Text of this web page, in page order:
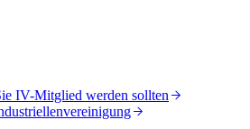
IV-Mitglied werden sollten